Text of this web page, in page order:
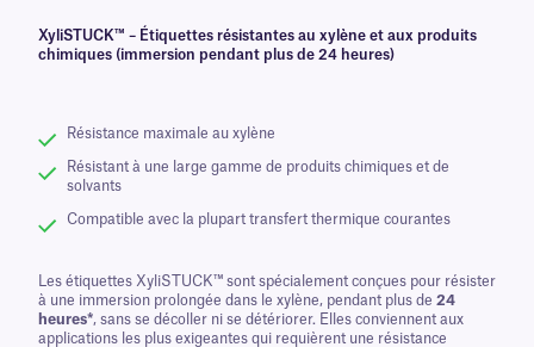
XyliSTUCK™ – Étiquettes résistantes au xylène et aux produits
chimiques (immersion pendant plus de 24 heures)
Résistance maximale au xylène
Résistant à une large gamme de produits chimiques et de
solvants
Compatible avec la plupart transfert thermique courantes
Les étiquettes XyliSTUCK™ sont spécialement conçues pour résister
à une immersion prolongée dans le xylène, pendant plus de 24
heures*, sans se décoller ni se détériorer. Elles conviennent aux
applications les plus exigeantes qui requièrent une résistance